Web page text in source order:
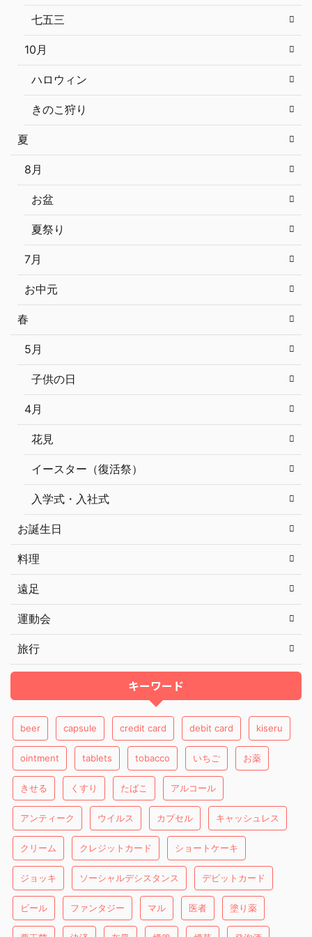
七五三
10月
ハロウィン
きのこ狩り
夏
8月
お盆
夏祭り
7月
お中元
春
5月
子供の日
4月
花見
イースター（復活祭）
入学式・入社式
お誕生日
料理
遠足
運動会
旅行
キーワード
beer capsule credit card debit card kiseru
ointment tablets tobacco いちご お薬
きせる くすり たばこ アルコール
アンティーク ウイルス カプセル キャッシュレス
クリーム クレジットカード ショートケーキ
ジョッキ ソーシャルデシスタンス デビットカード
ビール ファンタジー マル 医者 塗り薬